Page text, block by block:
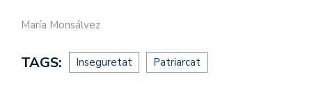
María Monsálvez
TAGS: Inseguretat Patriarcat